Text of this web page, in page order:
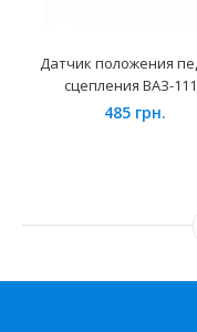
Датчик положения
сцепления ВАЗ-
485 грн.